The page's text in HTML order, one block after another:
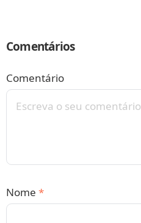
Comentários
Comentário
Nome *